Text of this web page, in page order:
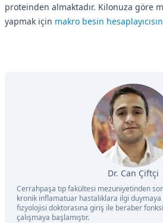
proteinden almaktadır. Kilonuza göre
yapmak için makro besin
Dr. Can Çiftçi
Cerrahpaşa tıp fakültesi mezuniyetinden
kronik inflamatuar hastalıklara ilgi duymaya
fizyolojisi doktorasına giriş ile beraber
çalışmaya başlamıştır.